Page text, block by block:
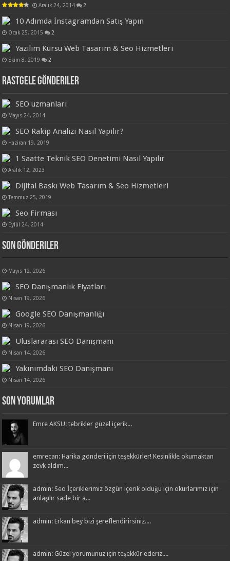
Aralık 24, 2014 2
10 Adımda İnstagramdan Satış Yapın
Ocak 25, 2015 2
Yazılım Kursu Web Tasarım & Seo Hizmetleri
Ekim 8, 2019 2
Rastgele Gönderiler
SEO uzmanları
Mayıs 24, 2014
SEO Rakip Analizi Nasıl Yapılır?
Haziran 19, 2019
1 Saatte Teknik SEO Denetimi Nasıl Yapılır
Aralık 12, 2023
Dijital Baskı Web Tasarım & Seo Hizmetleri
Temmuz 25, 2019
Seo Firması
Eylül 24, 2014
Son Gönderiler
Mayıs 12, 2026
SEO Danışmanlık Fiyatları
Nisan 19, 2026
Google SEO Danışmanlığı
Nisan 19, 2026
Uluslararası SEO Danışmanı
Nisan 14, 2026
Yakınımdaki SEO Danışmanı
Nisan 14, 2026
Son Yorumlar
Emre AKSU: tebrikler güzel içerik...
emrecan: Harika gönderi için teşekkürler! Kesinlikle okumaktan
zevk aldım...
admin: Seo İçeriklerimiz özgün içerik olduğu için okurlarımız için
anlaşılır sade bir a...
admin: Erkan bey bizi şereflendirirsiniz....
admin: Güzel yorumunuz için teşekkür ederiz....